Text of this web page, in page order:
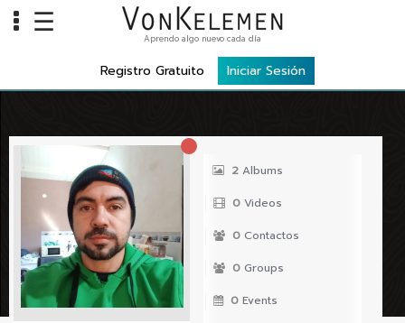
Costos
Tools
VKTV
vLearn
☰ Aprendo algo nuevo cada día
Registro Gratuito Iniciar Sesión
2 Albums
0 Videos
0 Contactos
0 Groups
0 Events